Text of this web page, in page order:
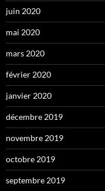
juin 2020
mai 2020
mars 2020
février 2020
janvier 2020
décembre 2019
novembre 2019
octobre 2019
septembre 2019